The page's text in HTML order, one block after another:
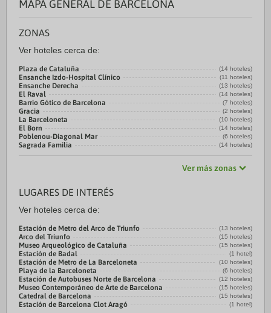
MAPA GENERAL DE BARCELONA
ZONAS
Ver hoteles cerca de:
Plaza de Cataluña (14 hoteles)
Ensanche Izdo-Hospital Clínico (11 hoteles)
Ensanche Derecha (13 hoteles)
El Raval (14 hoteles)
Barrio Gótico de Barcelona (7 hoteles)
Gracia (2 hoteles)
La Barceloneta (10 hoteles)
El Born (14 hoteles)
Poblenou-Diagonal Mar (6 hoteles)
Sagrada Familia (14 hoteles)
Ver más zonas
LUGARES DE INTERÉS
Ver hoteles cerca de:
Estación de Metro del Arco de Triunfo (13 hoteles)
Arco del Triunfo (15 hoteles)
Museo Arqueológico de Cataluña (15 hoteles)
Estación de Badal (1 hotel)
Estación de Metro de La Barceloneta (10 hoteles)
Playa de la Barceloneta (6 hoteles)
Estación de Autobuses Norte de Barcelona (12 hoteles)
Museo Contemporáneo de Arte de Barcelona (15 hoteles)
Catedral de Barcelona (15 hoteles)
Estación de Barcelona Clot Aragó (1 hotel)